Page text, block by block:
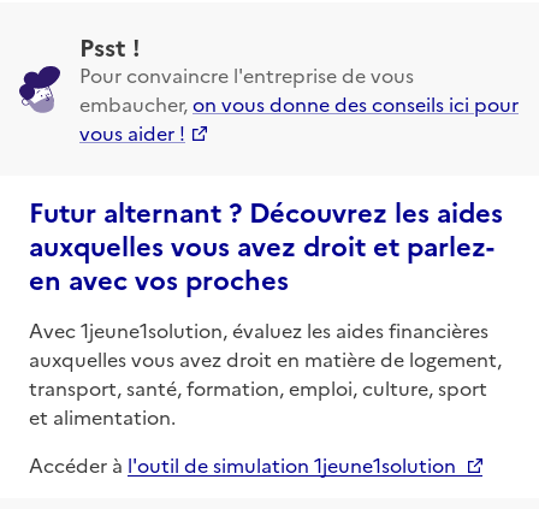
Psst !
Pour convaincre l'entreprise de vous
embaucher,on vous donne des conseils ici pour
vous aider !
Futur alternant ? Découvrez les aides
auxquelles vous avez droit et parlez-
en avec vos proches
Avec 1jeune1solution, évaluez les aides financières
auxquelles vous avez droit en matière de logement,
transport, santé, formation, emploi, culture, sport
et alimentation.
Accéder à l'outil de simulation 1jeune1solution